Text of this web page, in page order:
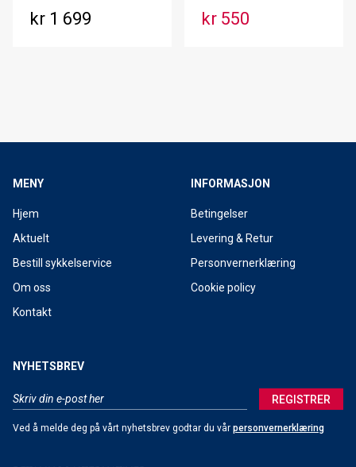
kr 1 699 kr 550
MENY
Hjem
Aktuelt
Bestill sykkelservice
Om oss
Kontakt
INFORMASJON
Betingelser
Levering & Retur
Personvernerklæring
Cookie policy
NYHETSBREV
REGISTRER
Ved å melde deg på vårt nyhetsbrev godtar du vår personvernerklæring